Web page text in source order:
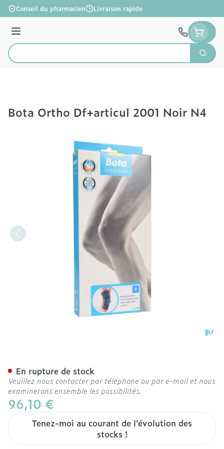
Aller au contenu
Conseil du pharmacien Livraison rapide
Menu
Rechercher
Bota Ortho Df+articul 2001 Noir N4
96,10 €
Tenez-moi au courant de l'évolution des
stocks !
En rupture de stock
Veuillez nous contacter par téléphone ou par e-mail et nous
examinerons ensemble les possibilités.